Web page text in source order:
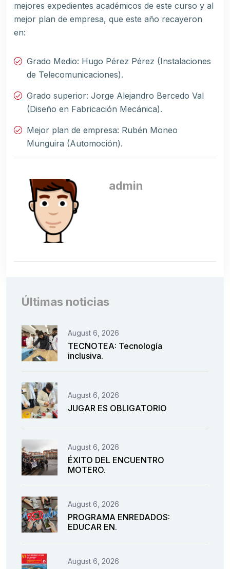
mejores expedientes académicos de este curso y al
mejor plan de empresa, que este año recayeron
en:
Grado Medio: Hugo Pérez Pérez (Instalaciones
de Telecomunicaciones).
Grado superior: Jorge Alejandro Bercedo Val
(Diseño en Fabricación Mecánica).
Mejor plan de empresa: Rubén Moneo
Munguira (Automoción).
admin
Últimas noticias
August 6, 2026
TECNOTEA: Tecnología
inclusiva.
August 6, 2026
JUGAR ES OBLIGATORIO
August 6, 2026
ÉXITO DEL ENCUENTRO
MOTERO.
August 6, 2026
PROGRAMA ENREDADOS:
EDUCAR EN.
August 6, 2026